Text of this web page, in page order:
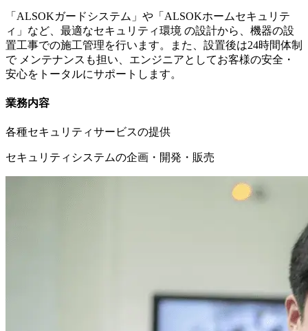
「ALSOKガードシステム」や「ALSOKホームセキュリテ
ィ」など、最適なセキュリティ環境 の設計から、機器の設
置工事での施工管理を行います。また、設置後は24時間体制
で メンテナンスも担い、エンジニアとしてお客様の安全・
安心をトータルにサポートします。
業務内容
各種セキュリティサービスの提供
セキュリティシステムの企画・開発・販売